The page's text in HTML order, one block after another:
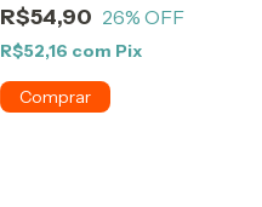
R$54,90 26% OFF
R$52,16 com Pix